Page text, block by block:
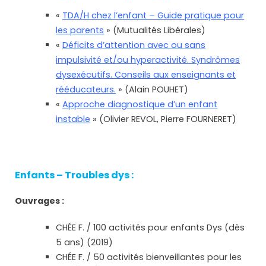
« TDA/H chez l’enfant – Guide pratique pour
les parents » (Mutualités Libérales)
«Déficits d’attention avec ou sans
impulsivité et/ou hyperactivité. Syndrômes
dysexécutifs. Conseils aux enseignants et
rééducateurs. » (Alain POUHET)
«Approche diagnostique d’un enfant
instable » (Olivier REVOL, Pierre FOURNERET)
Enfants – Troubles dys :
Ouvrages :
CHÉE F. / 100 activités pour enfants Dys (dès
5 ans) (2019)
CHÉE F. / 50 activités bienveillantes pour les